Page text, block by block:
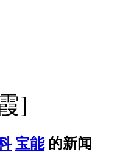
]
宝能 的新闻